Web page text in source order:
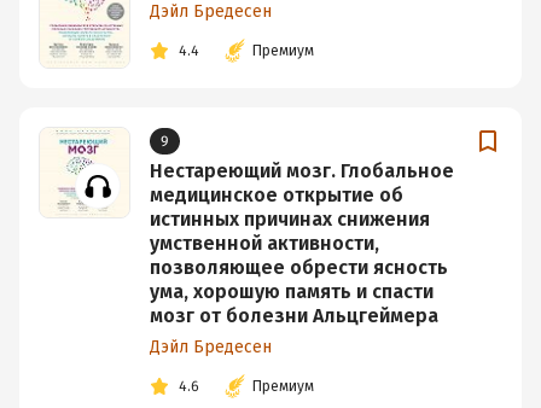
Дэйл Бредесен
4.4 Премиум
9
Нестареющий мозг. Глобальное
медицинское открытие об
истинных причинах снижения
умственной активности,
позволяющее обрести ясность
ума, хорошую память и спасти
мозг от болезни Альцгеймера
Дэйл Бредесен
4.6 Премиум